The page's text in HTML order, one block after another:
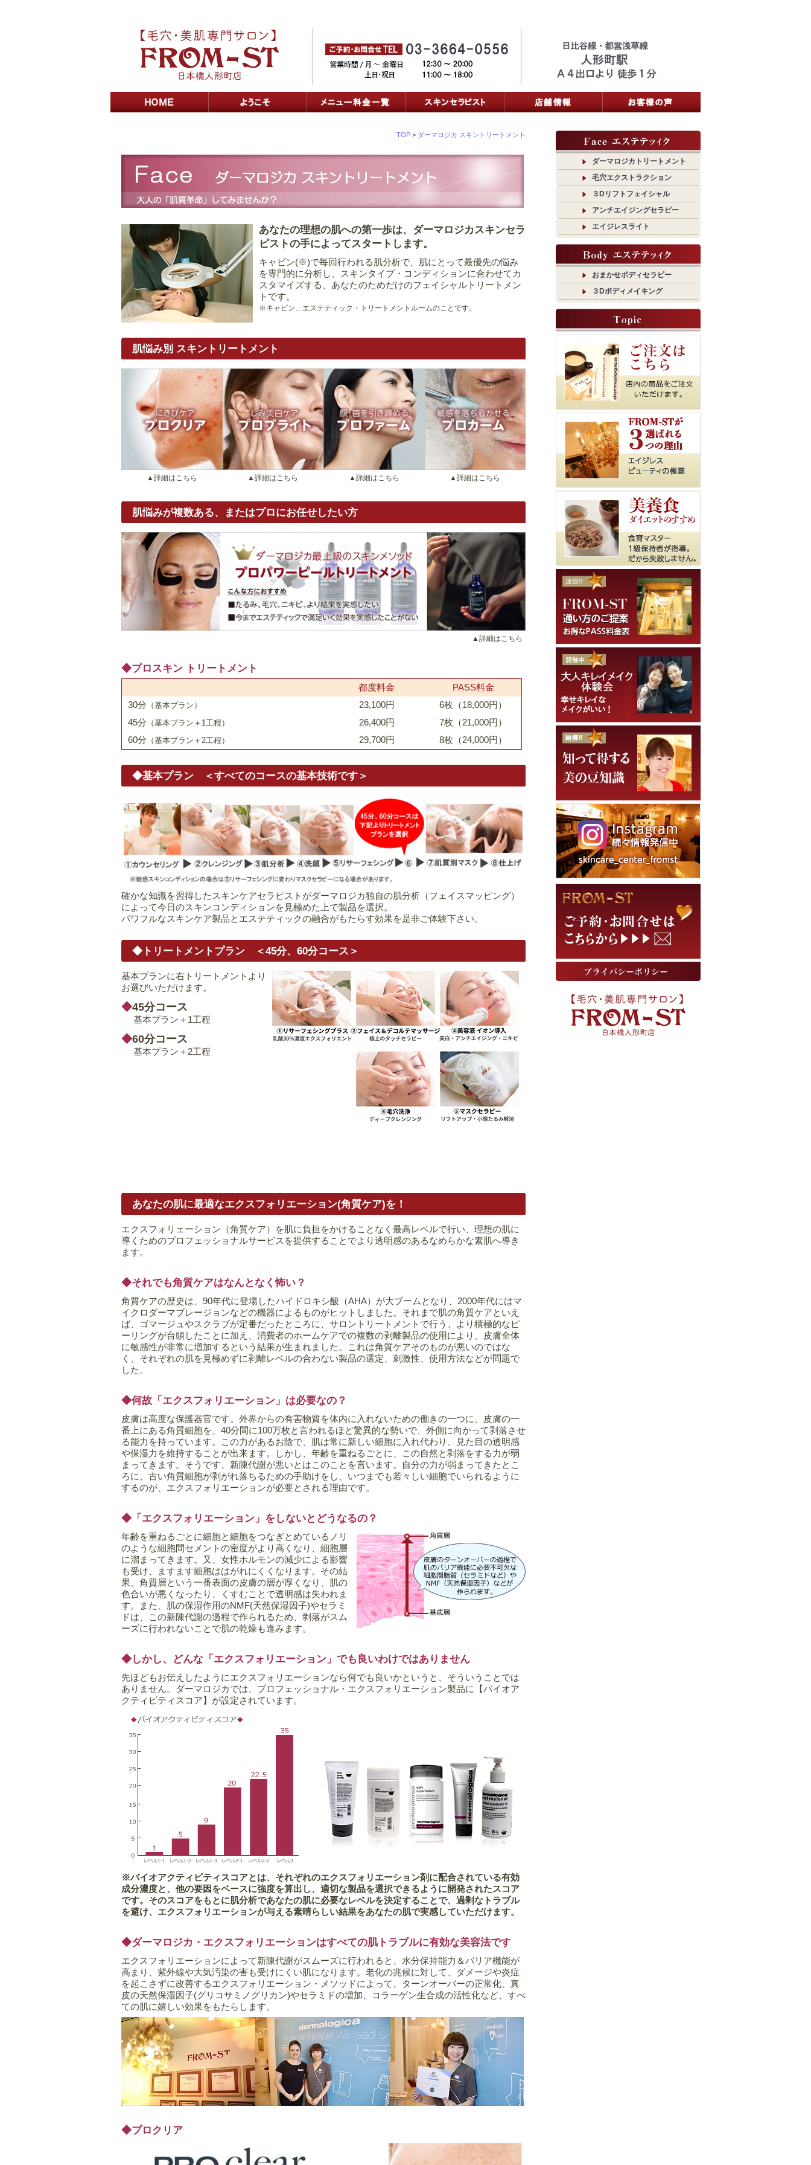
ダーマロジカトリートメント
毛穴エクストラクション
３Dリフトフェイシャル
アンチエイジングセラピー
エイジレスライト
おまかせボディセラピー
３Dボディメイキング
TOP > ダーマロジカ スキントリートメント
あなたの理想の肌への第一歩は、ダーマロジカスキンセラ
ピストの手によってスタートします。
キャビン(※)で毎回行われる肌分析で、肌にとって最優先の悩み
を専門的に分析し、スキンタイプ・コンディションに合わせてカ
スタマイズする、あなたのためだけのフェイシャルトリートメン
トです。
※キャビン…エステティック・トリートメントルームのことです。
肌悩み別 スキントリートメント
▲詳細はこちら ▲詳細はこちら ▲詳細はこちら ▲詳細はこちら
肌悩みが複数ある、またはプロにお任せしたい方
▲詳細はこちら
◆プロスキン トリートメント
都度料金
PASS料金
30分 （基本プラン） 23,100円 6枚 （18,000円）
45分 （基本プラン＋1工程） 26,400円 7枚 （21,000円）
60分 （基本プラン＋2工程） 29,700円 8枚 （24,000円）
◆基本プラン ＜すべてのコースの基本技術です＞
確かな知識を習得したスキンケアセラピストがダーマロジカ独自の肌分析（フェイスマッピング）
によって今日のスキンコンディションを見極めた上で製品を選択。
パワフルなスキンケア製品とエステティックの融合がもたらす効果を是非ご体験下さい。
◆トリートメントプラン ＜45分、60分コース＞
基本プランに右トリートメントより
お選びいただけます。
45分コース
基本プラン＋1工程
60分コース
基本プラン＋2工程
あなたの肌に最適なエクスフォリエーション(角質ケア)を！
エクスフォリェーション（角質ケア）を肌に負担をかけることなく最高レベルで行い、理想の肌に
導くためのプロフェッショナルサービスを提供することでより透明感のあるなめらかな素肌へ導き
ます。
◆それでも角質ケアはなんとなく怖い？
角質ケアの歴史は、90年代に登場したハイドロキシ酸（AHA）が大ブームとなり、2000年代にはマ
イクロダーマブレージョンなどの機器によるものがヒットしました。それまで肌の角質ケアといえ
ば、ゴマージュやスクラブが定番だったところに、サロントリートメントで行う、より積極的なピ
ーリングが台頭したことに加え、消費者のホームケアでの複数の剥離製品の使用により、皮膚全体
に敏感性が非常に増加するという結果が生まれました。これは角質ケアそのものが悪いのではな
く、それぞれの肌を見極めずに剥離レベルの合わない製品の選定、刺激性、使用方法などが問題で
した。
◆何故「エクスフォリエーション」は必要なの？
皮膚は高度な保護器官です。外界からの有害物質を体内に入れないための働きの一つに、皮膚の一
番上にある角質細胞を、40分間に100万枚と言われるほど驚異的な勢いで、外側に向かって剥落させ
る能力を持っています。この力があるお陰で、肌は常に新しい細胞に入れ代わり、見た目の透明感
や保湿力を維持することが出来ます。しかし、年齢を重ねるごとに、この自然と剥落をする力が弱
まってきます。そうです、新陳代謝が悪いとはこのことを言います。自分の力が弱まってきたとこ
ろに、古い角質細胞が剥がれ落ちるための手助けをし、いつまでも若々しい細胞でいられるように
するのが、エクスフォリエーションが必要とされる理由です。
◆「エクスフォリエーション」をしないとどうなるの？
年齢を重ねるごとに細胞と細胞をつなぎとめているノリ
のような細胞間セメントの密度がより高くなり、細胞層
に溜まってきます。又、女性ホルモンの減少による影響
も受け、ますます細胞ははがれにくくなります。その結
果、角質層という一番表面の皮膚の層が厚くなり、肌の
色合いが悪くなったり、くすむことで透明感は失われま
す。また、肌の保湿作用のNMF(天然保湿因子)やセラミ
ドは、この新陳代謝の過程で作られるため、剥落がスム
ーズに行われないことで肌の乾燥も進みます。
◆しかし、どんな「エクスフォリエーション」でも良いわけではありません
先ほどもお伝えしたようにエクスフォリエーションなら何でも良いかというと、そういうことでは
ありません。ダーマロジカでは、プロフェッショナル・エクスフォリエーション製品に【バイオア
クティビティスコア】が設定されています。
※バイオアクティビティスコアとは、それぞれのエクスフォリエーション剤に配合されている有効
成分濃度と、他の要因をベースに強度を算出し、適切な製品を選択できるように開発されたスコア
です。そのスコアをもとに肌分析であなたの肌に必要なレベルを決定することで、過剰なトラブル
を避け、エクスフォリエーションが与える素晴らしい結果をあなたの肌で実感していただけます。
◆ダーマロジカ・エクスフォリエーションはすべての肌トラブルに有効な美容法です
エクスフォリエーションによって新陳代謝がスムーズに行われると、水分保持能力＆バリア機能が
高まり、紫外線や大気汚染の害も受けにくい肌になります。老化の兆候に対して、ダメージや炎症
を起こさずに改善するエクスフォリエーション・メソッドによって、ターンオーバーの正常化、真
皮の天然保湿因子(グリコサミノグリカン)やセラミドの増加、コラーゲン生合成の活性化など、すべ
ての肌に嬉しい効果をもたらします。
◆プロクリア